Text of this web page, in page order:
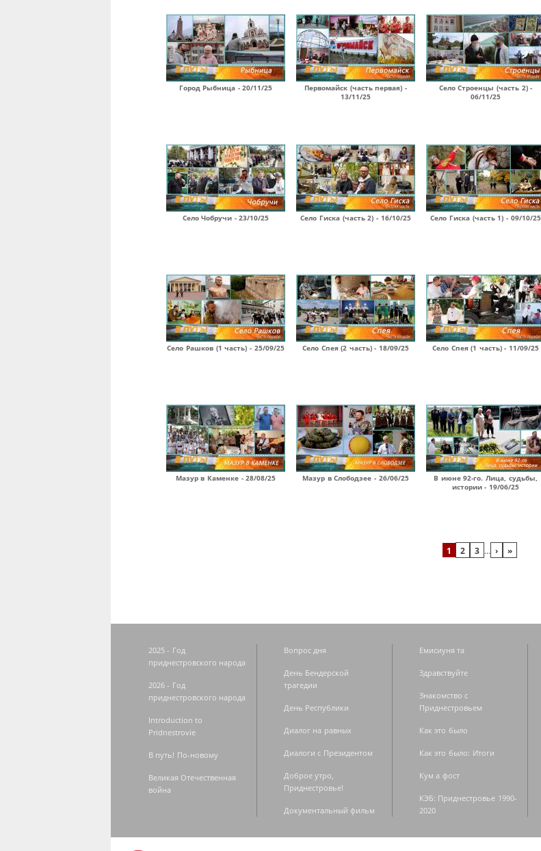
Город Рыбница - 20/11/25
Первомайск (часть первая) -
13/11/25
Село Строенцы (часть 2) -
06/11/25
Село Чобручи - 23/10/25 Село Гиска (часть 2) - 16/10/25 Село Гиска (часть 1) - 09/10/25
Село Рашков (1 часть) - 25/09/25 Село Спея (2 часть) - 18/09/25 Село Спея (1 часть) - 11/09/25
Мазур в Каменке - 28/08/25 Мазур в Слободзее - 26/06/25
В июне 92-го. Лица, судьбы,
истории - 19/06/25
1 2 3 … › »
2025 - Год
приднестровского народа
2026 - Год
приднестровского народа
Introduction to
Pridnestrovie
В путь! По-новому
Великая Отечественная
война
Вопрос дня
День Бендерской
трагедии
День Республики
Диалог на равных
Диалоги с Президентом
Доброе утро,
Приднестровье!
Документальный фильм
Емисиуня та
Здравствуйте
Знакомство с
Приднестровьем
Как это было
Как это было: Итоги
Кум а фост
КЭБ: Приднестровье 1990-
2020